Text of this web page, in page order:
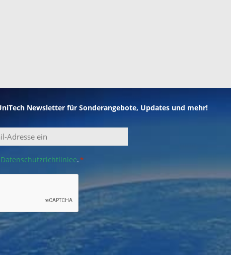
Newsletter für Sonderangebote, Updates und mehr!
Datenschutzrichtliniee.*